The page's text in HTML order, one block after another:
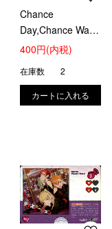
Chance
Day,Chance Way!
(SRL)(PL!SP-bp4-
400円(内税)
在庫数 2